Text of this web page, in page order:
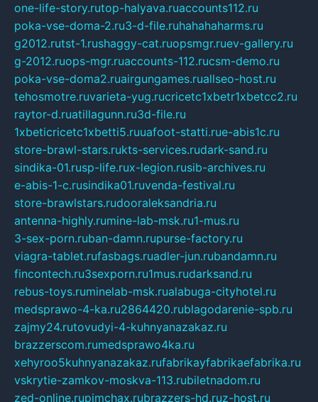
one-life-story.rutop-halyava.ruaccounts112.ru
poka-vse-doma-2.ru3-d-file.ruhahahaharms.ru
g2012.rutst-1.rushaggy-cat.ruopsmgr.ruev-gallery.ru
g-2012.ruops-mgr.ruaccounts-112.rucsm-demo.ru
poka-vse-doma2.ruairgungames.ruallseo-host.ru
tehosmotre.ruvarieta-yug.rucricetc1xbetr1xbetcc2.ru
raytor-d.ruatillagunn.ru3d-file.ru
1xbeticricetc1xbetti5.ruuafoot-statti.rue-abis1c.ru
store-brawl-stars.rukts-services.rudark-sand.ru
sindika-01.rusp-life.rux-legion.rusib-archives.ru
e-abis-1-c.rusindika01.ruvenda-festival.ru
store-brawlstars.rudooraleksandria.ru
antenna-highly.rumine-lab-msk.ru1-mus.ru
3-sex-porn.ruban-damn.rupurse-factory.ru
viagra-tablet.rufasbags.ruadler-jun.rubandamn.ru
fincontech.ru3sexporn.ru1mus.rudarksand.ru
rebus-toys.ruminelab-msk.rualabuga-cityhotel.ru
medsprawo-4-ka.ru2864420.rublagodarenie-spb.ru
zajmy24.rutovudyi-4-kuhnyanazakaz.ru
brazzerscom.rumedsprawo4ka.ru
xehyroo5kuhnyanazakaz.rufabrikayfabrikaefabrika.ru
vskrytie-zamkov-moskva-113.rubiletnadom.ru
zed-online.rupimchax.rubrazzers-hd.ruz-host.ru